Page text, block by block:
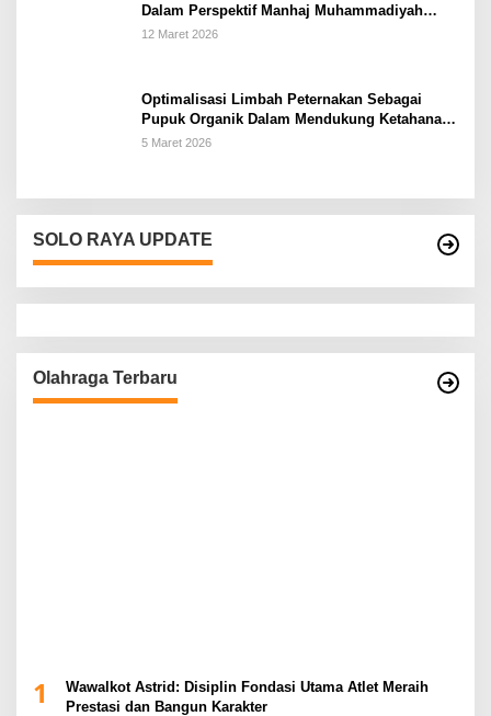
Dalam Perspektif Manhaj Muhammadiyah
Untuk Penguatan Keluarga Sakinah di
12 Maret 2026
Optimalisasi Limbah Peternakan Sebagai
Pupuk Organik Dalam Mendukung Ketahanan
Pangan Rumah Tangga Petani di Kabupaten
5 Maret 2026
SOLO RAYA UPDATE
Olahraga Terbaru
1
Wawalkot Astrid: Disiplin Fondasi Utama Atlet Meraih
Prestasi dan Bangun Karakter